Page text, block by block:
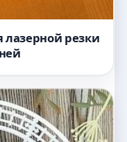
лазерной резки